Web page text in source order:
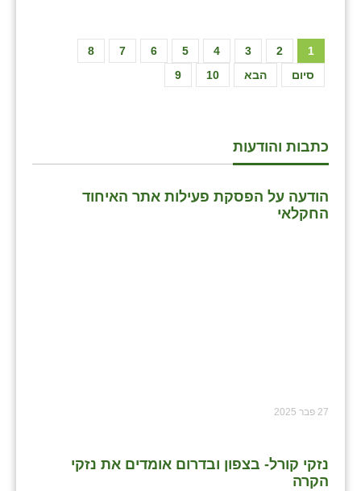
1
2
3
4
5
6
7
8
9
10 הבא סיום
כתבות והודעות
הודעה על הפסקת פעילות אתר האיחוד
החקלאי
27 פבר 2025
נזקי קורל- בצפון ובדרום אומדים את נזקי
הקרה